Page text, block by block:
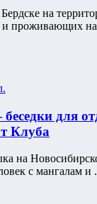
на
и проживающих
для
Клуба
на
с мангалам и